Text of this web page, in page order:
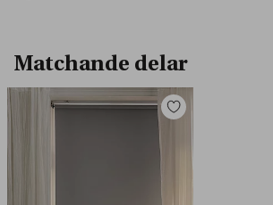
Matchande delar
Lägg